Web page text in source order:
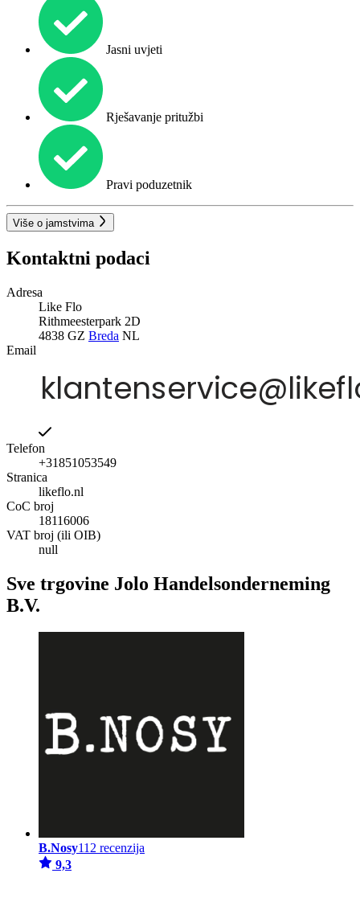
Jasni uvjeti
Rješavanje pritužbi
Pravi poduzetnik
Više o jamstvima
Kontaktni podaci
Adresa
Like Flo
Rithmeesterpark 2D
4838 GZ Breda NL
Email
Telefon
+31851053549
Stranica
likeflo.nl
CoC broj
18116006
VAT broj (ili OIB)
null
Sve trgovine Jolo Handelsonderneming
B.V.
B.Nosy112 recenzija
9,3